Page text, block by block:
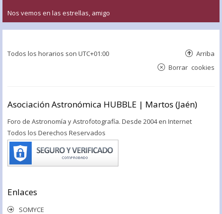
Nos vemos en las estrellas, amigo
Todos los horarios son UTC+01:00 Arriba
Borrar cookies
Asociación Astronómica HUBBLE | Martos (Jaén)
Foro de Astronomía y Astrofotografía. Desde 2004 en Internet
Todos los Derechos Reservados
Enlaces
SOMYCE